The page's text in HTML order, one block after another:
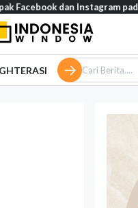
dan Instagram pada remaja